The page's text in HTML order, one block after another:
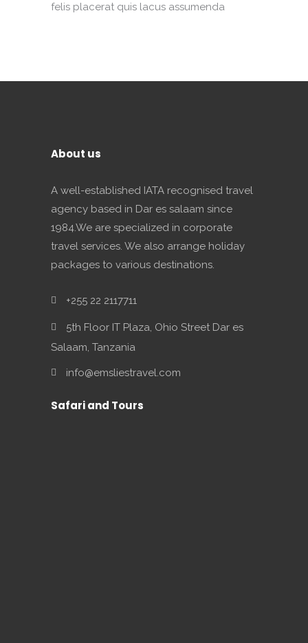
felis placerat quis lacus assumenda
About us
A well-established IATA recognised travel
agency based in Dar es salaam since
1984.We are specialized in corporate
travel services. We also arrange holiday
packages to various destinations.
+255 22 2117711
5th Floor IT Plaza, Ohio Street Dar es
Salaam, Tanzania
info@emsliestravel.com
Safari and Tours